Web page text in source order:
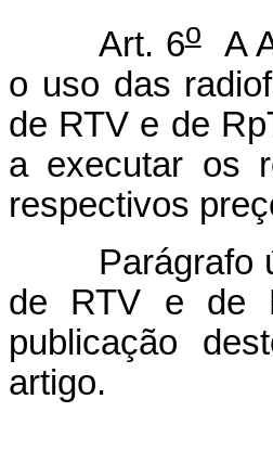
Art. 6oA
o uso das
de RTV e de
a executar os
respectivos
Parágrafo
de RTV e de
publicação
artigo.